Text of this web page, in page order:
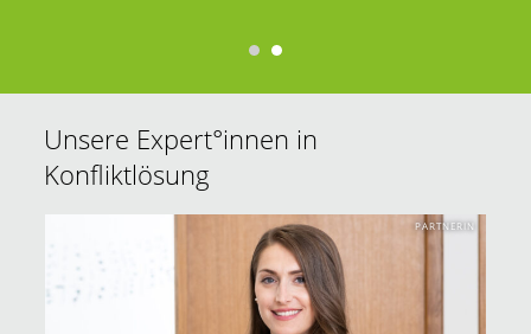
Unsere Expert°innen in
Konfliktlösung
PARTNERIN